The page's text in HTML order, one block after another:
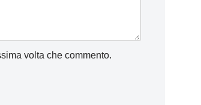
volta che commento.